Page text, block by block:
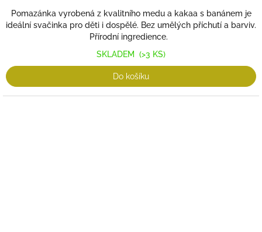
Pomazánka vyrobená z kvalitního medu a kakaa s banánem je
ideální svačinka pro děti i dospělé. Bez umělých příchutí a barviv.
Přírodní ingredience.
SKLADEM (>3 KS)
Do košíku